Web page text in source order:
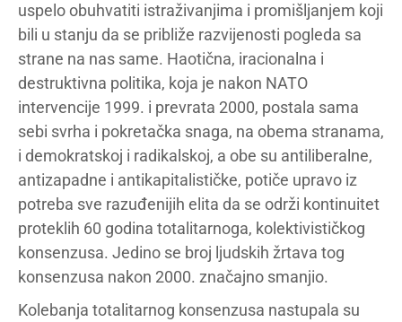
uspelo obuhvatiti istraživanjima i promišljanjem koji
bili u stanju da se približe razvijenosti pogleda sa
strane na nas same. Haotična, iracionalna i
destruktivna politika, koja je nakon NATO
intervencije 1999. i prevrata 2000, postala sama
sebi svrha i pokretačka snaga, na obema stranama,
i demokratskoj i radikalskoj, a obe su antiliberalne,
antizapadne i antikapitalističke, potiče upravo iz
potreba sve razuđenijih elita da se održi kontinuitet
proteklih 60 godina totalitarnoga, kolektivističkog
konsenzusa. Jedino se broj ljudskih žrtava tog
konsenzusa nakon 2000. značajno smanjio.
Kolebanja totalitarnog konsenzusa nastupala su